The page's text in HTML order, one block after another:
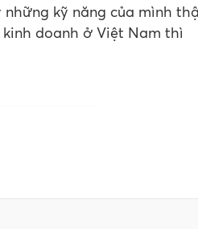
kỹ năng của mình
doanh ở Việt Nam thì